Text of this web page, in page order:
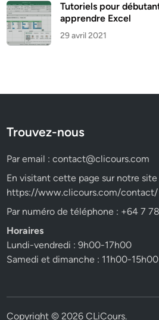
Tutoriels pour
apprendre Excel
29 avril 2021
Trouvez-nous
Par email :contact@clicours.com
En visitant cette page sur notre
https://www.clicours.com/contact/
Par numéro de téléphone : +64 7
Horaires
Lundi-vendredi : 9h00-17h00
Samedi et dimanche : 11h00-15h00
Copyright © 2026CLiCours.